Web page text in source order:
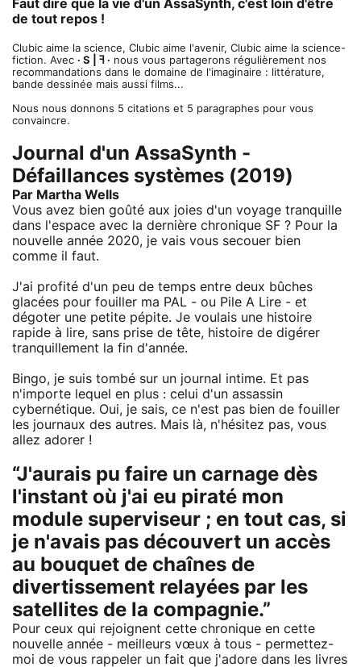
Faut dire que la vie d'un AssaSynth, c'est loin d'être
de tout repos !
Clubic aime la science, Clubic aime l'avenir, Clubic aime la science-
fiction. Avec · S | ꟻ · nous vous partagerons régulièrement nos
recommandations dans le domaine de l'imaginaire : littérature,
bande dessinée mais aussi films...
Nous nous donnons 5 citations et 5 paragraphes pour vous
convaincre.
Journal d'un AssaSynth -
Défaillances systèmes (2019)
Par Martha Wells
Vous avez bien goûté aux joies d'un voyage tranquille
dans l'espace avec la dernière chronique SF ? Pour la
nouvelle année 2020, je vais vous secouer bien
comme il faut.
J'ai profité d'un peu de temps entre deux bûches
glacées pour fouiller ma PAL - ou Pile A Lire - et
dégoter une petite pépite. Je voulais une histoire
rapide à lire, sans prise de tête, histoire de digérer
tranquillement la fin d'année.
Bingo, je suis tombé sur un journal intime. Et pas
n'importe lequel en plus : celui d'un assassin
cybernétique. Oui, je sais, ce n'est pas bien de fouiller
les journaux des autres. Mais là, n'hésitez pas, vous
allez adorer !
“J'aurais pu faire un carnage dès
l'instant où j'ai eu piraté mon
module superviseur ; en tout cas, si
je n'avais pas découvert un accès
au bouquet de chaînes de
divertissement relayées par les
satellites de la compagnie.”
Pour ceux qui rejoignent cette chronique en cette
nouvelle année - meilleurs vœux à tous - permettez-
moi de vous rappeler un fait que j'adore dans les livres